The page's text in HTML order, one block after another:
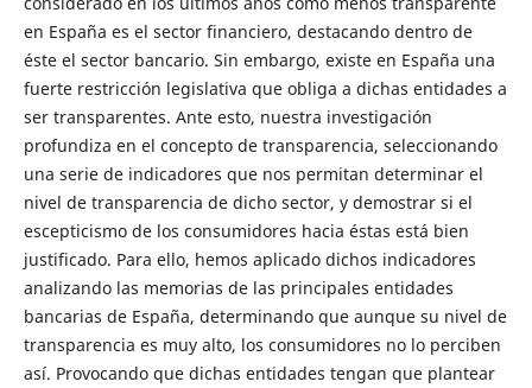
en España es el sector financiero, destacando dentro de
éste el sector bancario. Sin embargo, existe en España una
fuerte restricción legislativa que obliga a dichas entidades a
ser transparentes. Ante esto, nuestra investigación
profundiza en el concepto de transparencia, seleccionando
una serie de indicadores que nos permitan determinar el
nivel de transparencia de dicho sector, y demostrar si el
escepticismo de los consumidores hacia éstas está bien
justificado. Para ello, hemos aplicado dichos indicadores
analizando las memorias de las principales entidades
bancarias de España, determinando que aunque su nivel de
transparencia es muy alto, los consumidores no lo perciben
así. Provocando que dichas entidades tengan que plantear